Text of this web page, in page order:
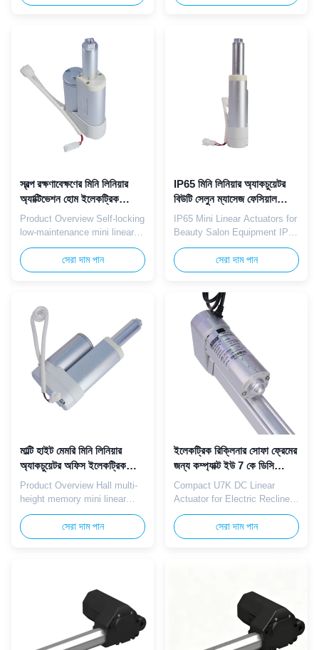
actuator precisely adjusts
wheelchairs. With medium
1000N, it perfectly matches
wheelchair frame
requirements ...
mini linear actuators with IP66
and rehabilitation center
physical therapy exercise
beds. These 24V medical-
safe low voltage actuators
feature smooth ...
স্বল্প রক্ষণাবেক্ষণের মিনি লিনিয়ার
অ্যাক্টিভেশন হোম ইলেকট্রিক
ফিটনেস বেঞ্চ
Product Overview Self-locking
low-maintenance mini linear
actuators with IP65 sweat-
proof rating supply 400N
adjustable thrust for home
12V household safe voltage,
wear-resistant lead screw for
reduced replacement
frequency, Hall sensor for
fixed ...
সেরা দাম পান
IP65 মিনি লিনিয়ার অ্যাকচুয়েটর
বিউটি সেলুন ম্যাসেজ ফেসিয়াল
লিফটিং বেড
IP65 Mini Linear Actuators for
Beauty Salon Equipment IP65
sweat and cosmetic liquid
resistant mini linear actuators
with 400N gentle thrust lift
facial treatment beds. 12V
indoor low voltage ensures
safe operation in salon
environments. The smooth
easy-clean shell wipes ...
সেরা দাম পান
মাল্টি হাইট মেমরি মিনি লিনিয়ার
অ্যাকচুয়েটর অফিস ইলেকট্রিক
স্ট্যান্ডিং ডেস্ক
Product Overview Hall multi-
height memory mini linear
actuators with IP65 anti-spill
housing deliver 400N lifting
force for modern office
handset supporting 3-4 preset
height memory functions.
Customizable stroke ...
সেরা দাম পান
ইলেকট্রিক রিক্লিনার সোফা ফ্রেমের
জন্য কম্প্যাক্ট ইউ 7 কে ডিসি
লিনিয়ার অ্যাকুয়েটর
Compact U7K DC Linear
Actuator for Electric Recliner
Sofa Frames The TOMUU
U7K mini silent linear actuator
is designed for precise
Operating on 12V DC power, it
delivers a smooth 500N thrust
for gentle furniture ...
সেরা দাম পান